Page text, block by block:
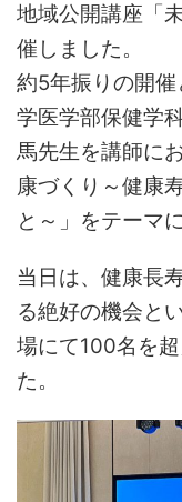
地域公開講座「
催しました。
約5年振りの開
学医学部保健学
馬先生を講師に
康づくり～健康
と～」をテーマ
当日は、健康長
る絶好の機会と
場にて100名を
た。